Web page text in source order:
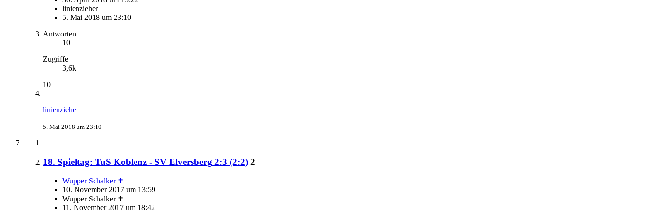
linienzieher
5. Mai 2018 um 23:10
Antworten
10
Zugriffe
3,6k
10
linienzieher
5. Mai 2018 um 23:10
18. Spieltag: TuS Koblenz - SV Elversberg 2:3 (2:2) 2
Wupper Schalker ✝
10. November 2017 um 13:59
Wupper Schalker ✝
11. November 2017 um 18:42